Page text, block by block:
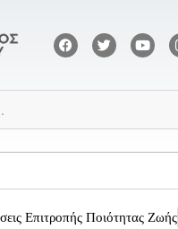
Επιτροπής Ποιότητας Ζωής